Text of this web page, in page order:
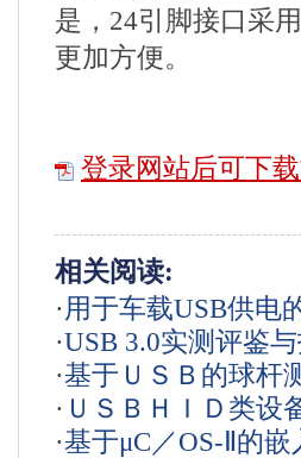
是，24引脚接口采
更加方便。
登录网站后可下
相关阅读:
·用于车载USB供电
·USB 3.0实测评鉴
解决方案
·基于ＵＳＢ的球杆
· ＵＳＢＨＩＤ类设
·基于μC／OS-Ⅱ的